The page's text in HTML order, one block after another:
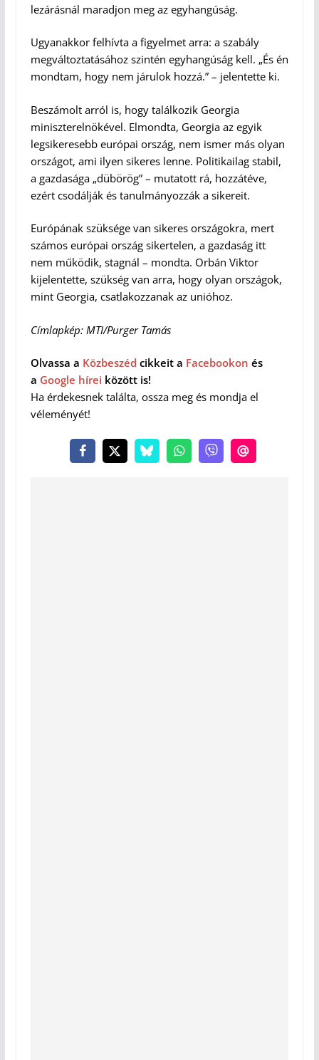
lezárásnál maradjon meg az egyhangúság.
Ugyanakkor felhívta a figyelmet arra: a szabály
megváltoztatásához szintén egyhangúság kell. „És én
mondtam, hogy nem járulok hozzá.” – jelentette ki.
Beszámolt arról is, hogy találkozik Georgia
miniszterelnökével. Elmondta, Georgia az egyik
legsikeresebb európai ország, nem ismer más olyan
országot, ami ilyen sikeres lenne. Politikailag stabil,
a gazdasága „dübörög” – mutatott rá, hozzátéve,
ezért csodálják és tanulmányozzák a sikereit.
Európának szüksége van sikeres országokra, mert
számos európai ország sikertelen, a gazdaság itt
nem működik, stagnál – mondta. Orbán Viktor
kijelentette, szükség van arra, hogy olyan országok,
mint Georgia, csatlakozzanak az unióhoz.
Címlapkép: MTI/Purger Tamás
Olvassa a Közbeszéd cikkeit a Facebookon és
a Google hírei között is!
Ha érdekesnek találta, ossza meg és mondja el
véleményét!